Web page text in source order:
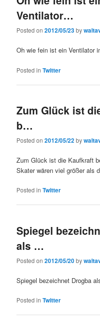
Ventilator…
Posted on2012/05/23by
Oh wie fein ist ein Ventilator
Posted in Twitter
Zum Glück ist
b…
Posted on2012/05/22by
Zum Glück ist die Kaufkraft
Skater wären viel größer als
Posted in Twitter
Spiegel
als …
Posted on2012/05/20by
Spiegel bezeichnet Drogba
Posted in Twitter